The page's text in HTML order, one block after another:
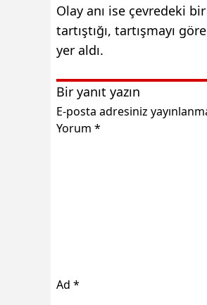
Olay anı ise çevredeki
tartıştığı, tartışmayı
yer aldı.
Bir yanıt yazın
E-posta adresiniz
Yorum *
Ad *